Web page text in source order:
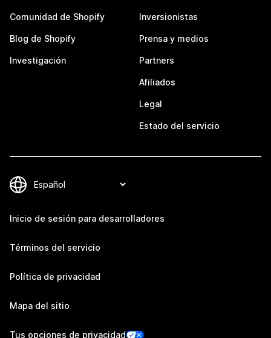
Comunidad de Shopify
Blog de Shopify
Investigación
Inversionistas
Prensa y medios
Partners
Afiliados
Legal
Estado del servicio
Inicio de sesión para desarrolladores
Términos del servicio
Política de privacidad
Mapa del sitio
Tus opciones de privacidad